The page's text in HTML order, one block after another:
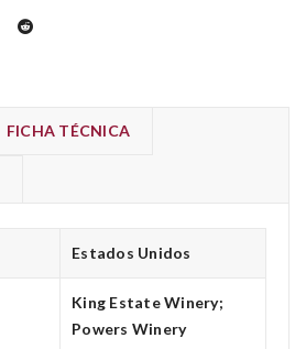
FICHA TÉCNICA
Estados Unidos
King Estate Winery;
Powers Winery